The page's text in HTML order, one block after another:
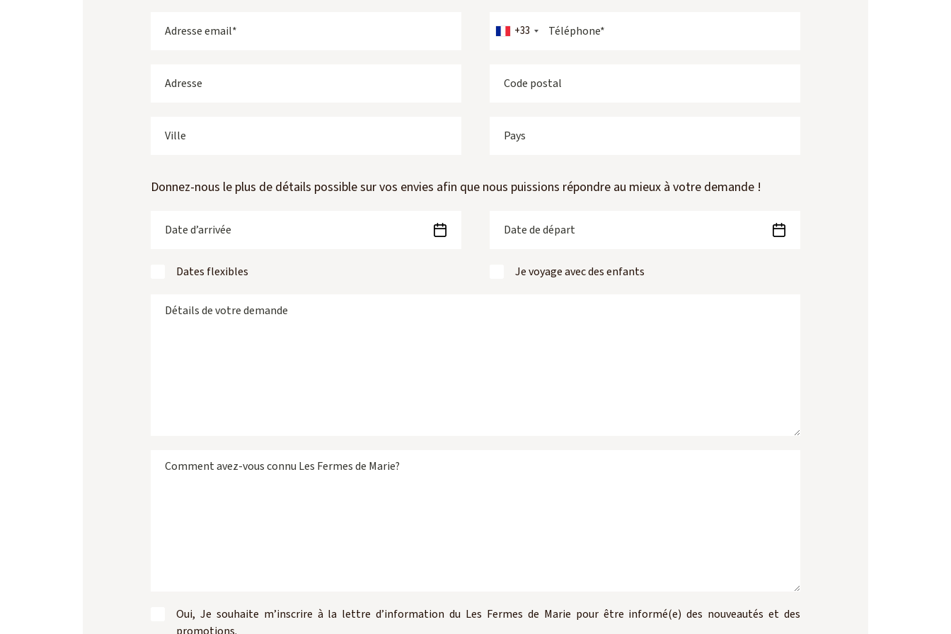
+33
Donnez-nous le plus de détails possible sur vos envies afin que nous puissions répondre au mieux à votre demande !
Dates flexibles Je voyage avec des enfants
Oui, Je souhaite m’inscrire à la lettre d’information du Les Fermes de Marie pour être informé(e) des nouveautés et des